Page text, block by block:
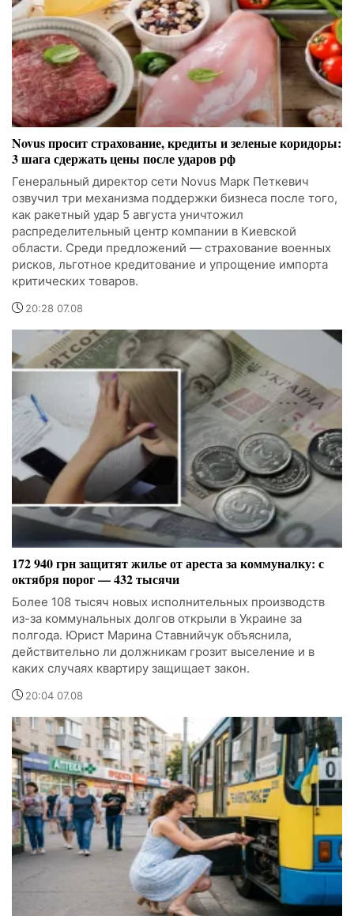
Novus просит страхование, кредиты и зеленые коридоры:
3 шага сдержать цены после ударов рф
Генеральный директор сети Novus Марк Петкевич
озвучил три механизма поддержки бизнеса после того,
как ракетный удар 5 августа уничтожил
распределительный центр компании в Киевской
области. Среди предложений — страхование военных
рисков, льготное кредитование и упрощение импорта
критических товаров.
20:28 07.08
172 940 грн защитят жилье от ареста за коммуналку: с
октября порог — 432 тысячи
Более 108 тысяч новых исполнительных производств
из-за коммунальных долгов открыли в Украине за
полгода. Юрист Марина Ставнийчук объяснила,
действительно ли должникам грозит выселение и в
каких случаях квартиру защищает закон.
20:04 07.08